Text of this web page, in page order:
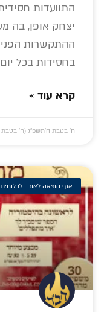
התוועדות
יצחק אופן, בה
ההתקשרות
בחסידות בכל
קרא עוד »
ח׳ בטבת ה׳תשפ״ג (ח׳ בטבת
אגף הוצאה לאור - לחלוחית